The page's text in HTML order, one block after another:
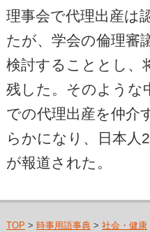
理事会で代理出産は
たが、学会の倫理審
検討することとし、
残した。そのような
での代理出産を仲介
らかになり、日本人
が報道された。
TOP > 時事用語事典> 社会・健康